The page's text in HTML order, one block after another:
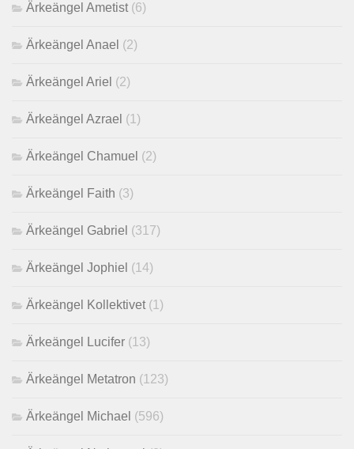
Ärkeängel Ametist(6)
Ärkeängel Anael (2)
Ärkeängel Ariel (2)
Ärkeängel Azrael (1)
Ärkeängel Chamuel (2)
Ärkeängel Faith (3)
Ärkeängel Gabriel (317)
Ärkeängel Jophiel (14)
Ärkeängel Kollektivet(1)
Ärkeängel Lucifer (13)
Ärkeängel Metatron (123)
Ärkeängel Michael (596)